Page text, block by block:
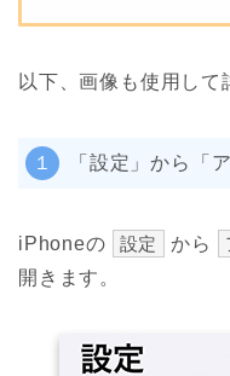
以下、画像も使用して
１ 「設定」から「
iPhoneの 設定 から
開きます。